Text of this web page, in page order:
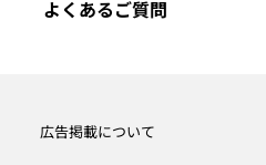
よくあるご質問
広告掲載について